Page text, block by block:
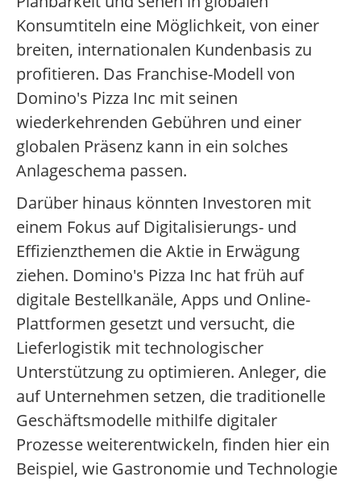
Konsumtiteln eine Möglichkeit, von einer
breiten, internationalen Kundenbasis zu
profitieren. Das Franchise-Modell von
Domino's Pizza Inc mit seinen
wiederkehrenden Gebühren und einer
globalen Präsenz kann in ein solches
Anlageschema passen.
Darüber hinaus könnten Investoren mit
einem Fokus auf Digitalisierungs- und
Effizienzthemen die Aktie in Erwägung
ziehen. Domino's Pizza Inc hat früh auf
digitale Bestellkanäle, Apps und Online-
Plattformen gesetzt und versucht, die
Lieferlogistik mit technologischer
Unterstützung zu optimieren. Anleger, die
auf Unternehmen setzen, die traditionelle
Geschäftsmodelle mithilfe digitaler
Prozesse weiterentwickeln, finden hier ein
Beispiel, wie Gastronomie und Technologie